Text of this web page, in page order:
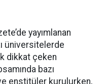
yayımlanan
üniversitelerde
dikkat çeken
bazı
enstitüler kurulurken,